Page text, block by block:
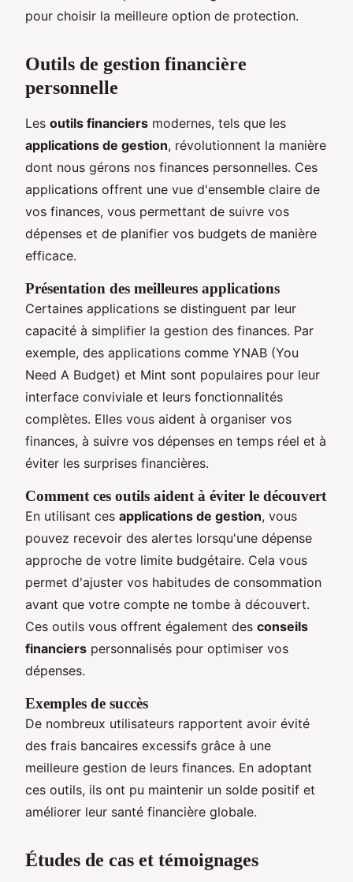
pour choisir la meilleure option de protection.
Outils de gestion financière
personnelle
Les outils financiers modernes, tels que les
applications de gestion, révolutionnent la manière
dont nous gérons nos finances personnelles. Ces
applications offrent une vue d'ensemble claire de
vos finances, vous permettant de suivre vos
dépenses et de planifier vos budgets de manière
efficace.
Présentation des meilleures applications
Certaines applications se distinguent par leur
capacité à simplifier la gestion des finances. Par
exemple, des applications comme YNAB (You
Need A Budget) et Mint sont populaires pour leur
interface conviviale et leurs fonctionnalités
complètes. Elles vous aident à organiser vos
finances, à suivre vos dépenses en temps réel et à
éviter les surprises financières.
Comment ces outils aident à éviter le découvert
En utilisant ces applications de gestion, vous
pouvez recevoir des alertes lorsqu'une dépense
approche de votre limite budgétaire. Cela vous
permet d'ajuster vos habitudes de consommation
avant que votre compte ne tombe à découvert.
Ces outils vous offrent également des conseils
financiers personnalisés pour optimiser vos
dépenses.
Exemples de succès
De nombreux utilisateurs rapportent avoir évité
des frais bancaires excessifs grâce à une
meilleure gestion de leurs finances. En adoptant
ces outils, ils ont pu maintenir un solde positif et
améliorer leur santé financière globale.
Études de cas et témoignages